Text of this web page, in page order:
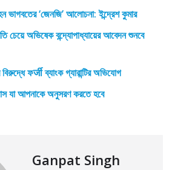
ভাগবতের ‘জেনজি’ আলোচনা: ইন্দ্রেশ কুমার
চেয়ে অভিষেক বন্দ্যোপাধ্যায়ের আবেদন শুনবে
ফर्जी ব্যাংক গ্যারান্টির অভিযোগ
যা আপনাকে অনুসরণ করতে হবে
Ganpat Singh